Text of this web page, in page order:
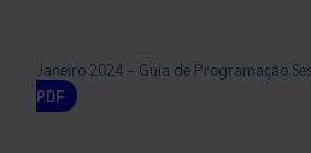
Janeiro 2024 – Guia de Programação
PDF